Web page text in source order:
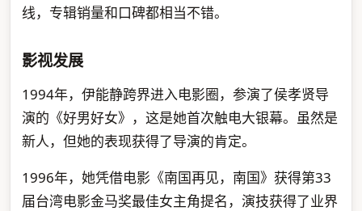
线，专辑销量和口碑都相当不错。
影视发展
1994年，伊能静跨界进入电影圈，参演了侯孝贤导
演的《好男好女》，这是她首次触电大银幕。虽然是
新人，但她的表现获得了导演的肯定。
1996年，她凭借电影《南国再见，南国》获得第33
届台湾电影金马奖最佳女主角提名，演技获得了业界